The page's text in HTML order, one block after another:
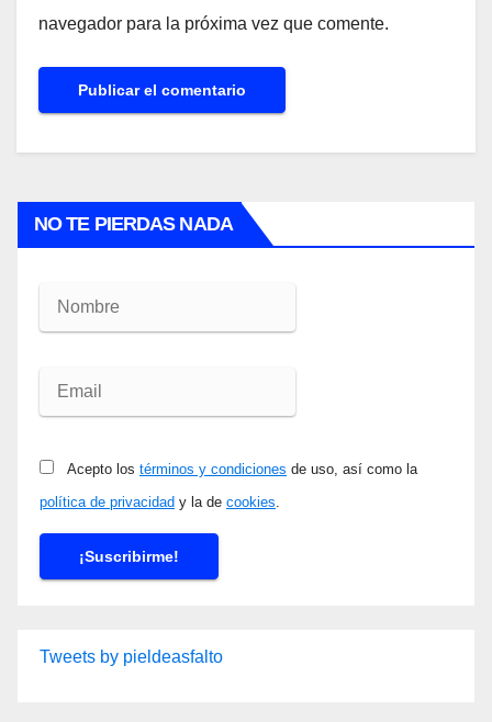
navegador para la próxima vez que comente.
NO TE PIERDAS NADA
Acepto los términos y condiciones de uso, así como la
política de privacidad y la de cookies
Tweets by pieldeasfalto